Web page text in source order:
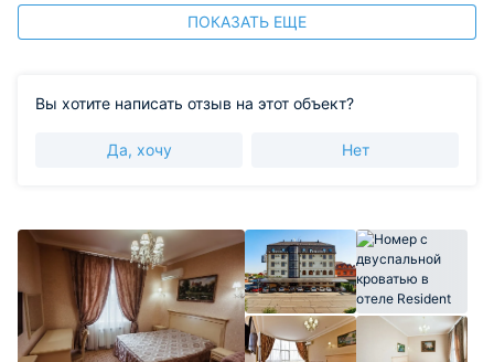
ПОКАЗАТЬ ЕЩЕ
Вы хотите написать отзыв на этот объект?
Да, хочу Нет